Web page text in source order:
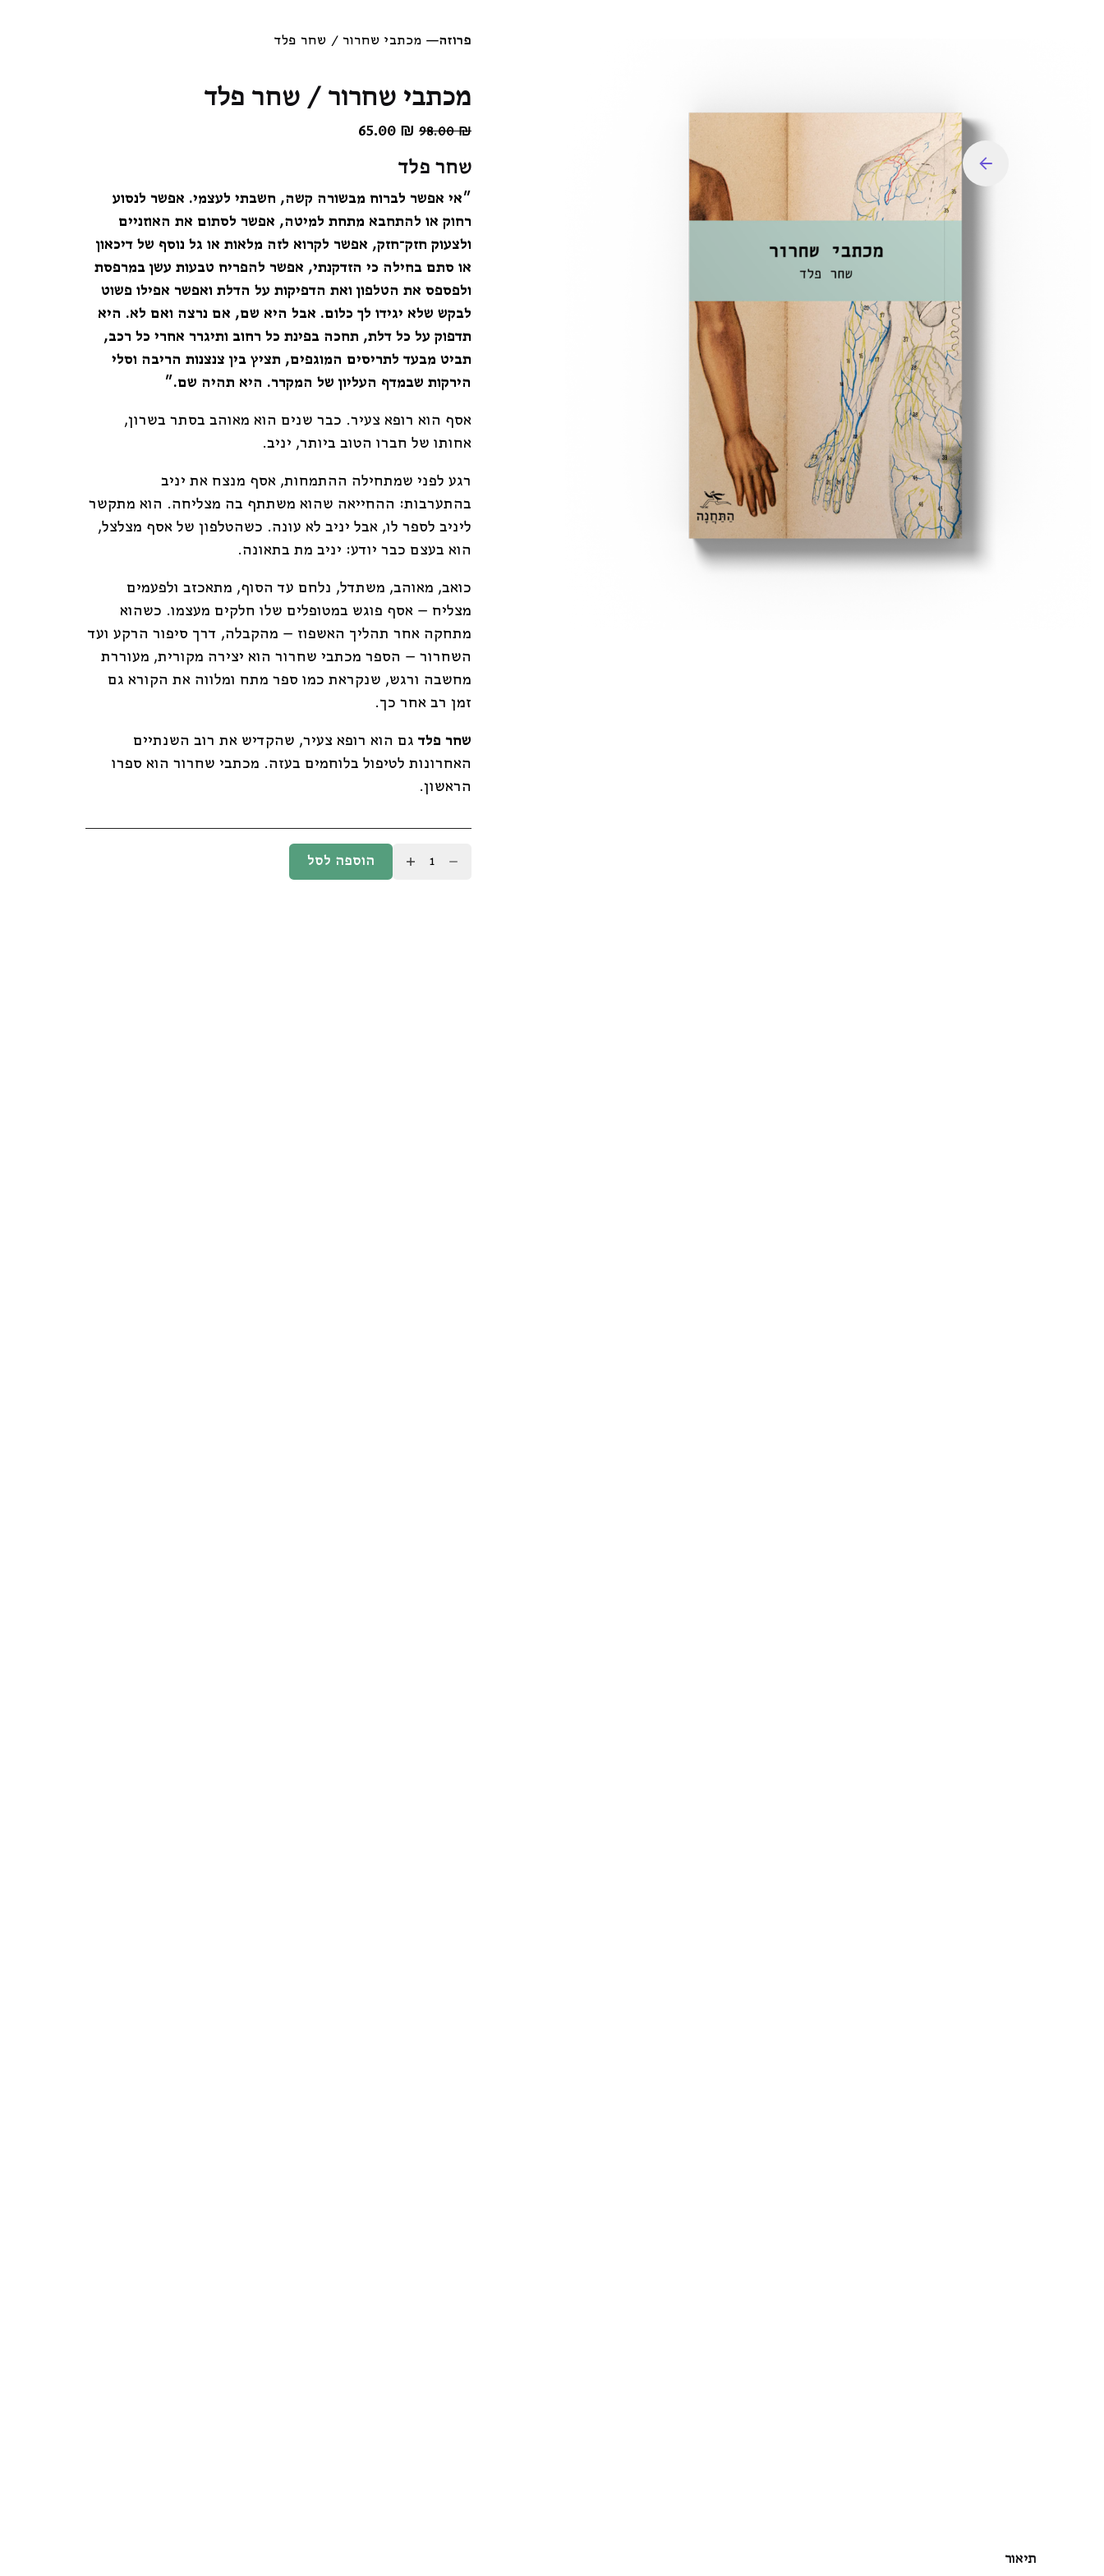
פרוזה— מכתבי שחרור / שחר פלד
מכתבי שחרור / שחר פלד
98.00₪
65.00 ₪
שחר פלד
״אי אפשר לברוח מבשורה קשה, חשבתי לעצמי. אפשר לנסוע
רחוק או להתחבא מתחת למיטה, אפשר לסתום את האוזניים
ולצעוק חזק־חזק, אפשר לקרוא לזה מלאות או גל נוסף של דיכאון
או סתם בחילה כי הזדקנתי, אפשר להפריח טבעות עשן במרפסת
ולפספס את הטלפון ואת הדפיקות על הדלת ואפשר אפילו פשוט
לבקש שלא יגידו לך כלום. אבל היא שם, אם נרצה ואם לא. היא
תדפוק על כל דלת, תחכה בפינת כל רחוב ותיגרר אחרי כל רכב,
תביט מבעד לתריסים המוגפים, תציץ בין צנצנות הריבה וסלי
הירקות שבמדף העליון של המקרר. היא תהיה שם.״
אסף הוא רופא צעיר. כבר שנים הוא מאוהב בסתר בשרון,
אחותו של חברו הטוב ביותר, יניב.
רגע לפני שמתחילה ההתמחות, אסף מנצח את יניב
בהתערבות: ההחייאה שהוא משתתף בה מצליחה. הוא מתקשר
ליניב לספר לו, אבל יניב לא עונה. כשהטלפון של אסף מצלצל,
הוא בעצם כבר יודע: יניב מת בתאונה.
כואב, מאוהב, משתדל, נלחם עד הסוף, מתאכזב ולפעמים
מצליח – אסף פוגש במטופלים שלו חלקים מעצמו. כשהוא
מתחקה אחר תהליך האשפוז – מהקבלה, דרך סיפור הרקע ועד
השחרור – הספר מכתבי שחרור הוא יצירה מקורית, מעוררת
מחשבה ורגש, שנקראת כמו ספר מתח ומלווה את הקורא גם
זמן רב אחר כך.
שחר פלד גם הוא רופא צעיר, שהקדיש את רוב השנתיים
האחרונות לטיפול בלוחמים בעזה. מכתבי שחרור הוא ספרו
הראשון.
הוספה לסל
תיאור